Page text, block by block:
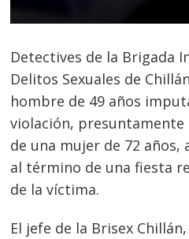
Detectives de la Brigada
Delitos Sexuales de
hombre de 49 años
violación,
de una mujer de 72 años,
al término de una fiesta
de la víctima.
El jefe de la Brisex